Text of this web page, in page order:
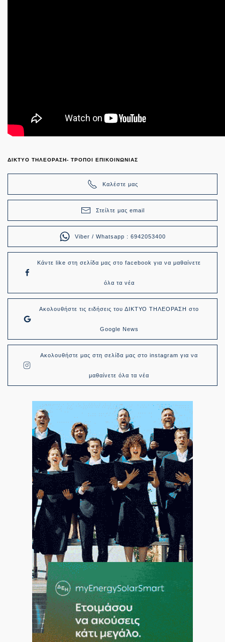
ΔΙΚΤΥΟ ΤΗΛΕΟΡΑΣΗ- ΤΡΟΠΟΙ ΕΠΙΚΟΙΝΩΝΙΑΣ
Καλέστε μας
Στείλτε μας email
Viber / Whatsapp : 6942053400
Κάντε like στη σελίδα μας στο facebook για να μαθαίνετε
όλα τα νέα
Ακολουθήστε τις ειδήσεις του ΔΙΚΤΥΟ ΤΗΛΕΟΡΑΣΗ στο
Google News
Ακολουθήστε μας στη σελίδα μας στο instagram για να
μαθαίνετε όλα τα νέα